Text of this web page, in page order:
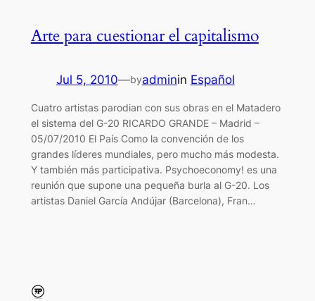
Arte para cuestionar el capitalismo
Jul 5, 2010—byadminin Español
Cuatro artistas parodian con sus obras en el Matadero
el sistema del G-20 RICARDO GRANDE – Madrid –
05/07/2010 El País Como la convención de los
grandes líderes mundiales, pero mucho más modesta.
Y también más participativa. Psychoeconomy! es una
reunión que supone una pequeña burla al G-20. Los
artistas Daniel García Andújar (Barcelona), Fran…